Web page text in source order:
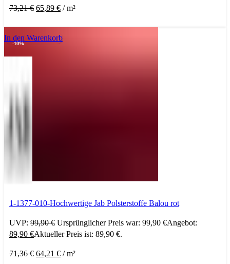
73,21€ 65,89 € /m²
-10%
In den Warenkorb
1-1377-010-Hochwertige Jab Polsterstoffe Balou rot
UVP: 99,90€ Ursprünglicher Preis war: 99,90 €Angebot:
89,90 €Aktueller Preis ist: 89,90 €.
71,36€ 64,21 € /m²